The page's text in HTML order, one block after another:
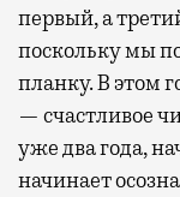
первый, а
поскольку мы
планку. В этом
— счастливое
уже два года,
начинает